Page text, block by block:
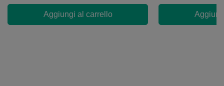
Aggiungi al carrello